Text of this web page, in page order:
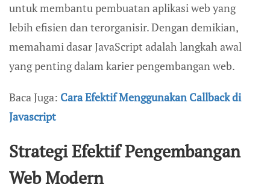
untuk membantu pembuatan aplikasi web yang
lebih efisien dan terorganisir. Dengan demikian,
memahami dasar JavaScript adalah langkah awal
yang penting dalam karier pengembangan web.
Baca Juga: Cara Efektif Menggunakan Callback di
Javascript
Strategi Efektif Pengembangan
Web Modern